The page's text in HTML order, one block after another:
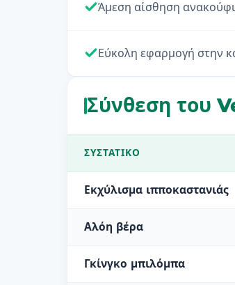
Άμεση αίσθηση
Εύκολη εφαρμογή στην
Σύνθεση του
ΣΥΣΤΑΤΙΚΌ
Εκχύλισμα ιπποκαστανιάς
Αλόη βέρα
Γκίνγκο μπιλόμπα